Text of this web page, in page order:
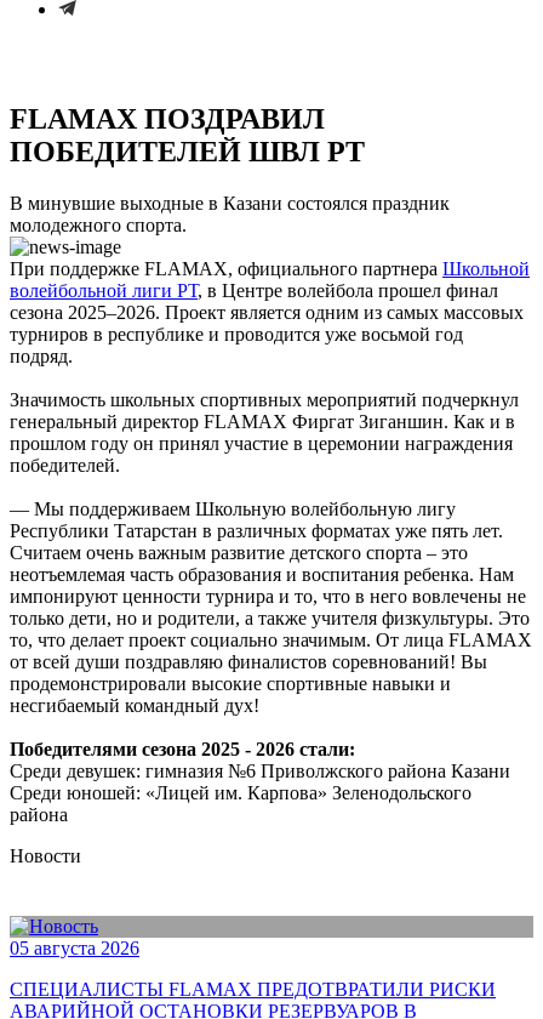
FLAMAX ПОЗДРАВИЛ
ПОБЕДИТЕЛЕЙ ШВЛ РТ
В минувшие выходные в Казани состоялся праздник
молодежного спорта.
При поддержке FLAMAX, официального партнера Школьной
волейбольной лиги РТ, в Центре волейбола прошел финал
сезона 2025–2026. Проект является одним из самых массовых
турниров в республике и проводится уже восьмой год
подряд.
Значимость школьных спортивных мероприятий подчеркнул
генеральный директор FLAMAX Фиргат Зиганшин. Как и в
прошлом году он принял участие в церемонии награждения
победителей.
— Мы поддерживаем Школьную волейбольную лигу
Республики Татарстан в различных форматах уже пять лет.
Считаем очень важным развитие детского спорта – это
неотъемлемая часть образования и воспитания ребенка. Нам
импонируют ценности турнира и то, что в него вовлечены не
только дети, но и родители, а также учителя физкультуры. Это
то, что делает проект социально значимым. От лица FLAMAX
от всей души поздравляю финалистов соревнований! Вы
продемонстрировали высокие спортивные навыки и
несгибаемый командный дух!
Победителями сезона 2025 - 2026 стали:
Среди девушек: гимназия №6 Приволжского района Казани
Среди юношей: «Лицей им. Карпова» Зеленодольского
района
Новости
05 августа 2026
СПЕЦИАЛИСТЫ FLAMAX ПРЕДОТВРАТИЛИ РИСКИ
АВАРИЙНОЙ ОСТАНОВКИ РЕЗЕРВУАРОВ В